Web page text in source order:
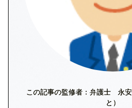
この記事の監修者：弁護士 永安
と）